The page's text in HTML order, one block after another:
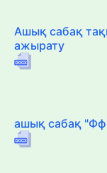
Ашық сабақ
ажырату
ашық сабақ "Фф